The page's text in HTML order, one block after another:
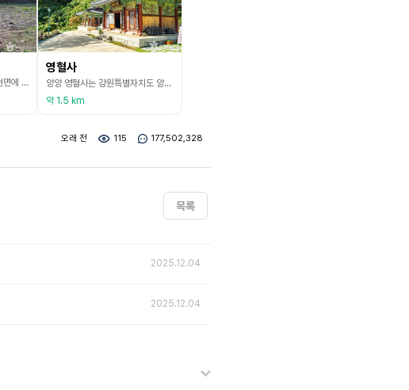
진전사는 강원도 양양군 강현면에 위치한 절로 통일신라시대인 8세기 후반에 도의선사가 창건했다. 도의선사는 신라에 선종(개인 수양을 중시하는 불교 종파)을 처음 들여온 인물이다. 당나라 유학 후 고국에 돌아와 선종을 소개했으나, 교종(교리를 중시하는 불교 종파)을 중시하는 분위기에 뜻을 펼치지 못하고 이곳에서 수도하다가 입적했다. 진전사는 ‘삼국유사’를 쓴 일연스님이 14살 때 출가한 절로도 유명하다. 그 뒤 절이 없어진 시기는 알 수 없고 폐사지로 남아
영혈사
양양 영혈사는 강원특별자치도 양양군 양양읍 설악산 동남쪽 관모봉에 위치한 신흥사의 말사로서 689년(신라 신문왕 9) 원효대사가 창건하였다. 원효대사는 687년 설악산에 일출암(日出庵)을 세웠으며 2년 후 청련암과 함께 이 절을 세웠다고 전한다. 그러나 원효대사는 686년에 입적하였으므로 절을 세운 뒤 창건주로 모신 것으로 추정된다. 원효대사가 입적했다고 하는 혈사(穴寺)를 사찰 측에서는 형혈사라고 말하고 있다. 이 절에는 특히 약수가 유명해서 이에
약 1.5 km
오래 전 115 177,502,328
목록
2025.12.04
2025.12.04